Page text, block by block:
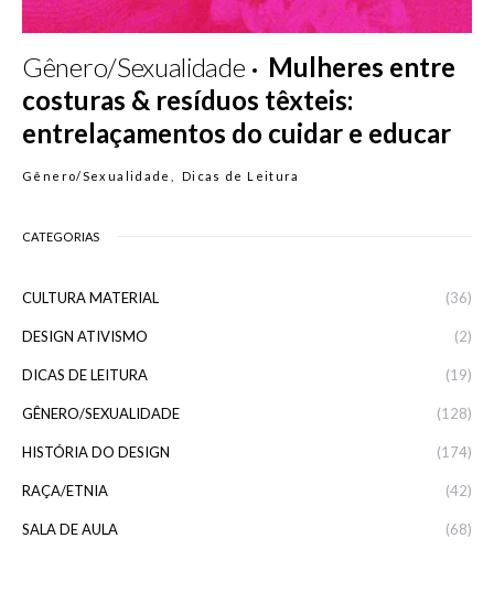
Gênero/Sexualidade
Mulheres entre
costuras & resíduos têxteis:
entrelaçamentos do cuidar e educar
Gênero/Sexualidade Dicas de Leitura
CATEGORIAS
CULTURA MATERIAL (36)
DESIGN ATIVISMO (2)
DICAS DE LEITURA (19)
GÊNERO/SEXUALIDADE (128)
HISTÓRIA DO DESIGN (174)
RAÇA/ETNIA (42)
SALA DE AULA (68)